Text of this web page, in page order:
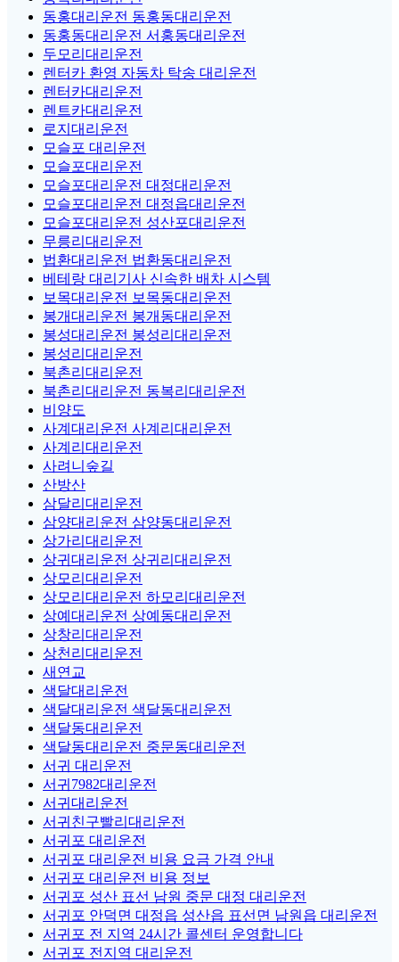
동홍대리운전 동홍동대리운전
동홍동대리운전 서홍동대리운전
두모리대리운전
렌터카 환영 자동차 탁송 대리운전
렌터카대리운전
렌트카대리운전
로지대리운전
모슬포 대리운전
모슬포대리운전
모슬포대리운전 대정대리운전
모슬포대리운전 대정읍대리운전
모슬포대리운전 성산포대리운전
무릉리대리운전
법환대리운전 법환동대리운전
베테랑 대리기사 신속한 배차 시스템
보목대리운전 보목동대리운전
봉개대리운전 봉개동대리운전
봉성대리운전 봉성리대리운전
봉성리대리운전
북촌리대리운전
북촌리대리운전 동복리대리운전
비양도
사계대리운전 사계리대리운전
사계리대리운전
사려니숲길
산방산
삼달리대리운전
삼양대리운전 삼양동대리운전
상가리대리운전
상귀대리운전 상귀리대리운전
상모리대리운전
상모리대리운전 하모리대리운전
상예대리운전 상예동대리운전
상창리대리운전
상천리대리운전
새연교
색달대리운전
색달대리운전 색달동대리운전
색달동대리운전
색달동대리운전 중문동대리운전
서귀 대리운전
서귀7982대리운전
서귀대리운전
서귀친구빨리대리운전
서귀포 대리운전
서귀포 대리운전 비용 요금 가격 안내
서귀포 대리운전 비용 정보
서귀포 성산 표선 남원 중문 대정 대리운전
서귀포 안덕면 대정읍 성산읍 표선면 남원읍 대리운전
서귀포 전 지역 24시간 콜센터 운영합니다
서귀포 전지역 대리운전